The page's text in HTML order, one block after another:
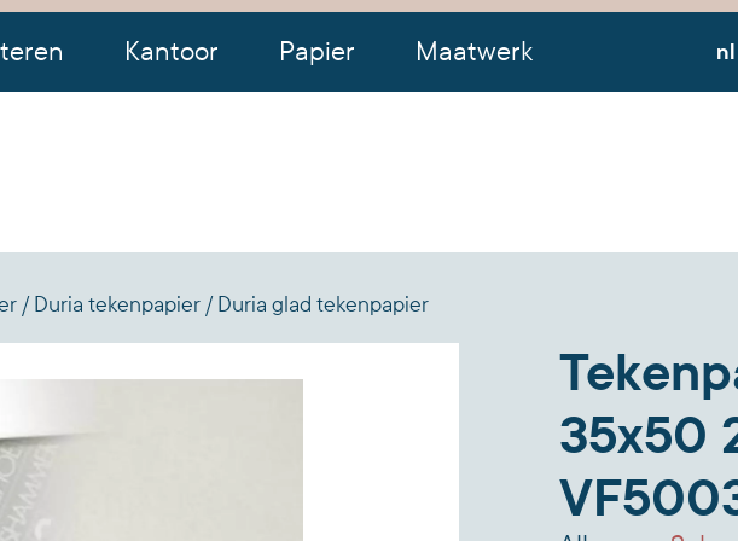
Kantoor Papier Maatwerk nl
Duria tekenpapier Duria glad tekenpapier
35x50